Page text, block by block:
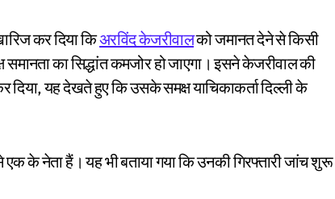
कर दिया किअरविंद केजरीवालको जमानत देने से किसी
समानता का सिद्धांत कमजोर हो जाएगा। इसने केजरीवाल की
यह देखते हुए कि उसके समक्ष याचिकाकर्ता दिल्ली के